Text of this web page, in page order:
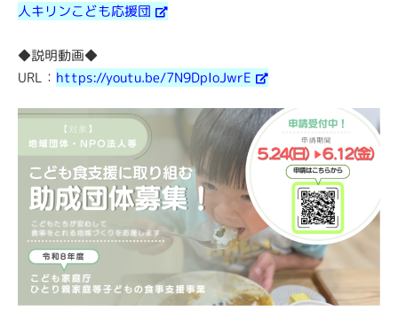
人キリンこども応援団
◆説明動画◆
URL ： https://youtu.be/7N9DpIoJwrE